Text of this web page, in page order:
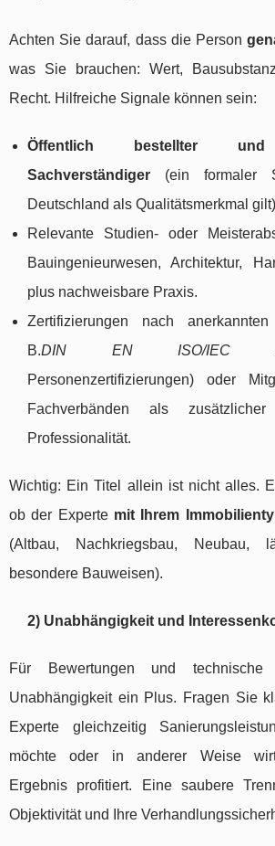
Achten Sie darauf, dass die Person
was Sie brauchen: Wert,
Recht. Hilfreiche Signale können sein:
Öffentlich bestellter und
Sachverständiger (ein formaler
Deutschland als Qualitätsmerkmal
Relevante Studien- oder
Bauingenieurwesen, Architektur,
plus nachweisbare Praxis.
Zertifizierungen nach
B.DIN EN ISO/IEC
Personenzertifizierungen) oder
Fachverbänden als
Professionalität.
Wichtig: Ein Titel allein ist nicht alles.
ob der Experte mit Ihrem
(Altbau, Nachkriegsbau, Neubau,
besondere Bauweisen).
2) Unabhängigkeit und
Für Bewertungen und technische
Unabhängigkeit ein Plus. Fragen Sie
Experte gleichzeitig
möchte oder in anderer Weise
Ergebnis profitiert. Eine saubere
Objektivität und Ihre